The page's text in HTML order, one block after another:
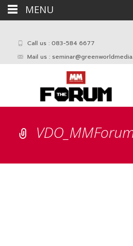
Call us : 083-584 6677
Mail us :
MENU